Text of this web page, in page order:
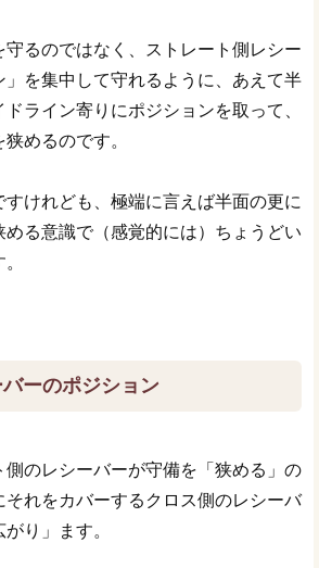
るのではなく、ストレート側レシー
を集中して守れるように、あえて半
ライン寄りにポジションを取って、
めるのです。
けれども、極端に言えば半面の更に
る意識で（感覚的には）ちょうどい
ーのポジション
側のレシーバーが守備を「狭める」の
それをカバーするクロス側のレシーバ
り」ます。